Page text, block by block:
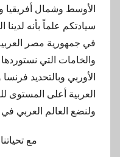
الأوسط وشمال أفريقيا
سيادتكم علماً بأنه لدينا
في جمهورية مصر
والخامات التي
الأوربي وبالتحديد
العربية أعلى المستوى
ولنضع العالم العربي
مع